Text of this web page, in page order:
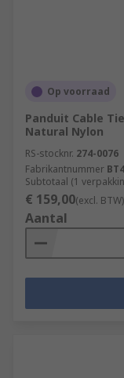
Op voorraad
Panduit Cable
Natural Nylon
RS-stocknr. 274-0076
Fabrikantnummer
Subtotaal (1
€ 159,00(excl. BTW)
Aantal